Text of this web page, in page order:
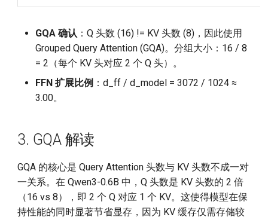
GQA 确认 ：Q 头数 (16) != KV 头数 (8)，因此使用
Grouped Query Attention (GQA)。分组大小：16 / 8
= 2（每个 KV 头对应 2 个 Q 头）。
FFN 扩展比例 ：d_ff / d_model = 3072 / 1024 ≈
3.00。
3. GQA 解读
GQA 的核心是 Query Attention 头数与 KV 头数不成一对
一关系。在 Qwen3-0.6B 中，Q 头数是 KV 头数的 2 倍
（16 vs 8），即 2 个 Q 对应 1 个 KV。这使得模型在保
持性能的同时显著节省显存，因为 KV 缓存仅需存储较